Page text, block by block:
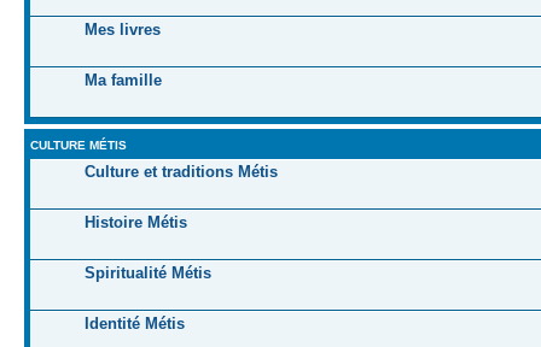
Mes livres
Ma famille
CULTURE MÉTIS
Culture et traditions Métis
Histoire Métis
Spiritualité Métis
Identité Métis